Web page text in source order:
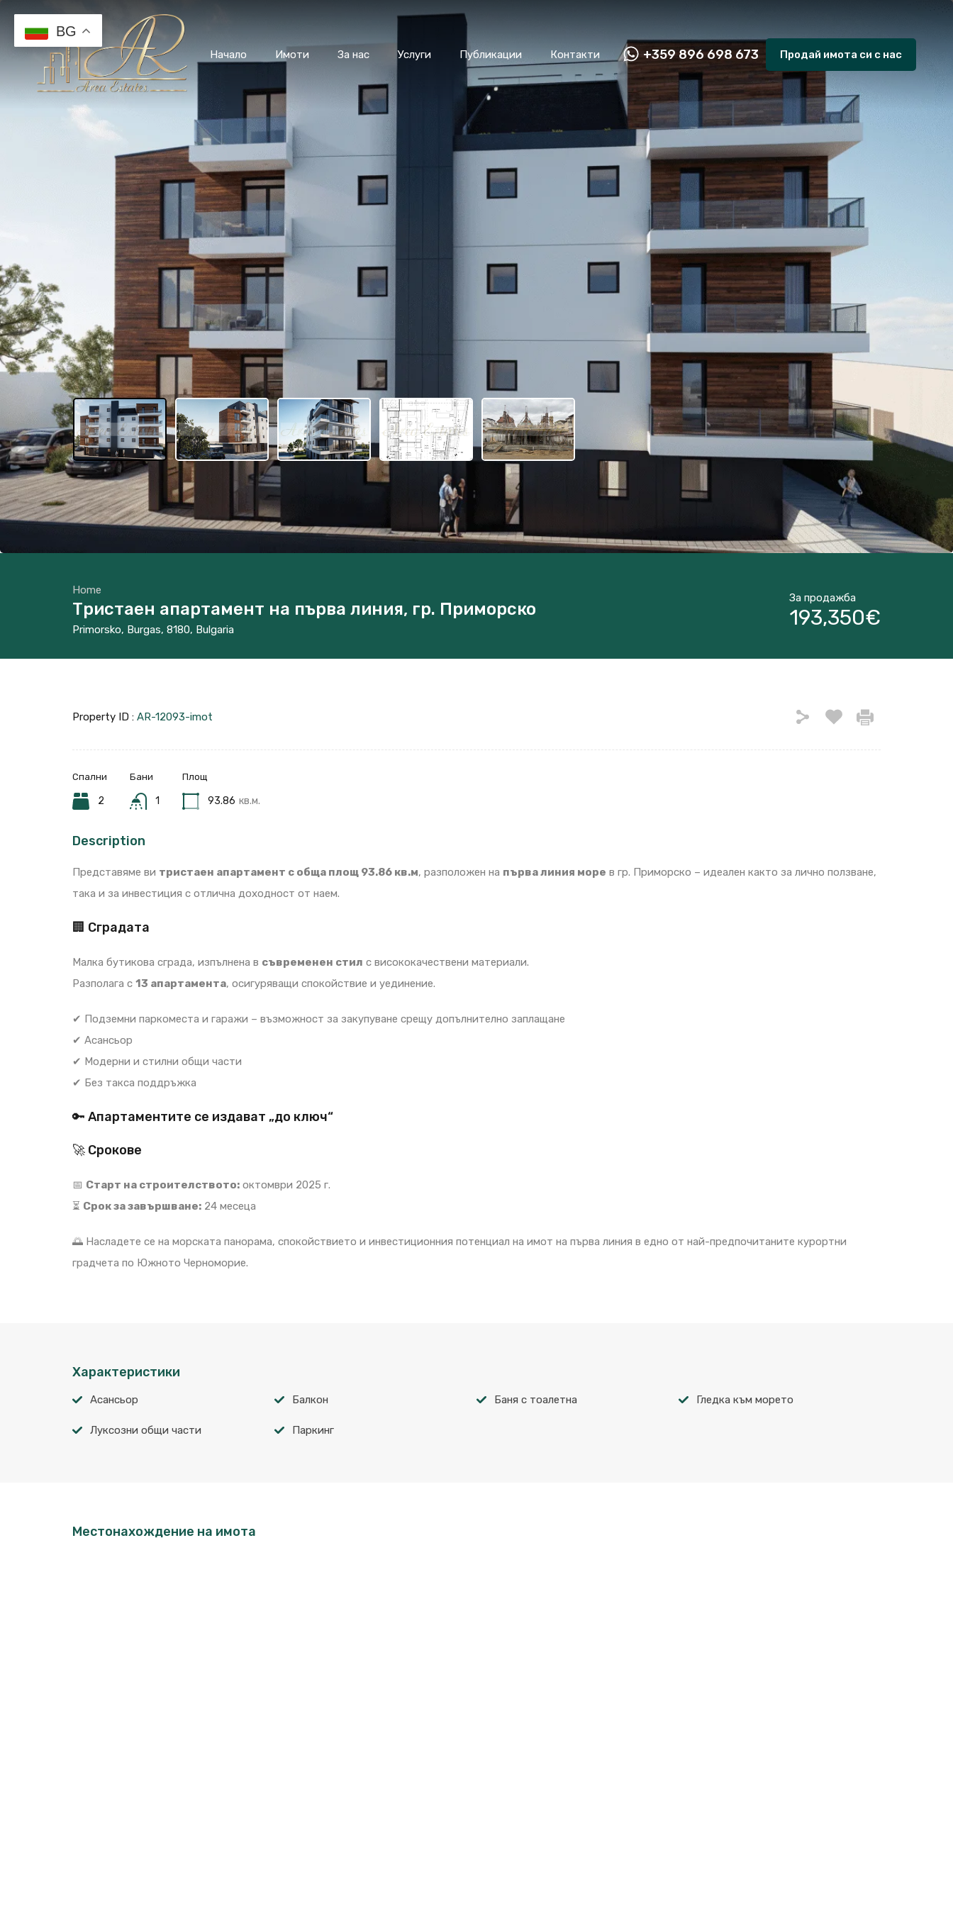
Начало Имоти За нас Услуги Публикации Контакти +359 896 698 673 Продай имота си с нас
Home
Тристаен апартамент на първа линия, гр. Приморско
Primorsko, Burgas, 8180, Bulgaria
За продажба
193,350€
Property ID : AR-12093-imot
Спални
2
Бани
1
Площ
93.86 кв.м.
Description
Представяме ви тристаен апартамент с обща площ 93.86 кв.м, разположен на първа линия море в гр. Приморско – идеален както за лично ползване,
така и за инвестиция с отлична доходност от наем.
🏢 Сградата
Малка бутикова сграда, изпълнена в съвременен стил с висококачествени материали.
Разполага с 13 апартамента, осигуряващи спокойствие и уединение.
✔ Подземни паркоместа и гаражи – възможност за закупуване срещу допълнително заплащане
✔ Асансьор
✔ Модерни и стилни общи части
✔ Без такса поддръжка
🔑 Апартаментите се издават „до ключ“
🚀 Срокове
📅 Старт на строителството: октомври 2025 г.
⏳ Срок за завършване: 24 месеца
🌅 Насладете се на морската панорама, спокойствието и инвестиционния потенциал на имот на първа линия в едно от най-предпочитаните курортни
градчета по Южното Черноморие.
Характеристики
Асансьор Балкон Баня с тоалетна Гледка към морето
Луксозни общи части Паркинг
Местонахождение на имота
BG